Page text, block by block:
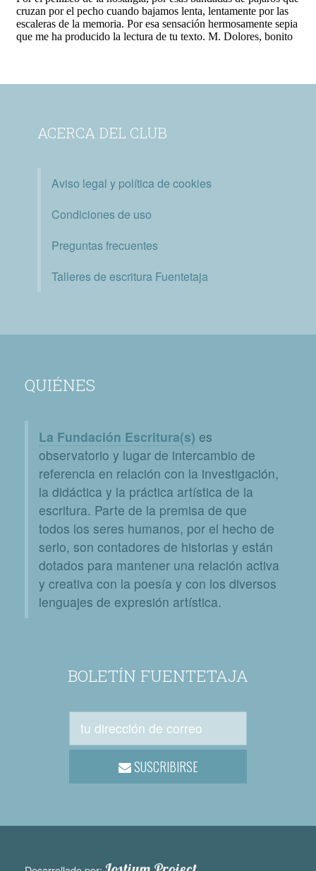
ACERCA DEL CLUB
Aviso legal y política de cookies
Condiciones de uso
Preguntas frecuentes
Talleres de escritura Fuentetaja
QUIÉNES
La Fundación Escritura(s) es
observatorio y lugar de intercambio de
referencia en relación con la investigación,
la didáctica y la práctica artística de la
escritura. Parte de la premisa de que
todos los seres humanos, por el hecho de
serlo, son contadores de historias y están
dotados para mantener una relación activa
y creativa con la poesía y con los diversos
lenguajes de expresión artística.
BOLETÍN FUENTETAJA
SUSCRIBIRSE